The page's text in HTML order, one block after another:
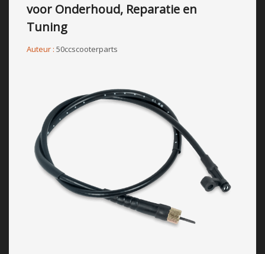
voor Onderhoud, Reparatie en
Tuning
Auteur : 50ccscooterparts